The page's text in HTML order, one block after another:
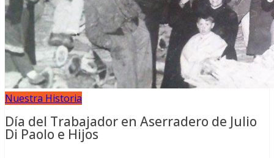
Nuestra Historia
Día del Trabajador en Aserradero de Julio
Di Paolo e Hijos